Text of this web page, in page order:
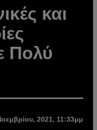
και
Πολύ
2021, 11:33μμ